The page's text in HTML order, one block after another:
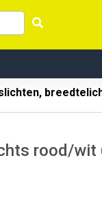
rood/wit